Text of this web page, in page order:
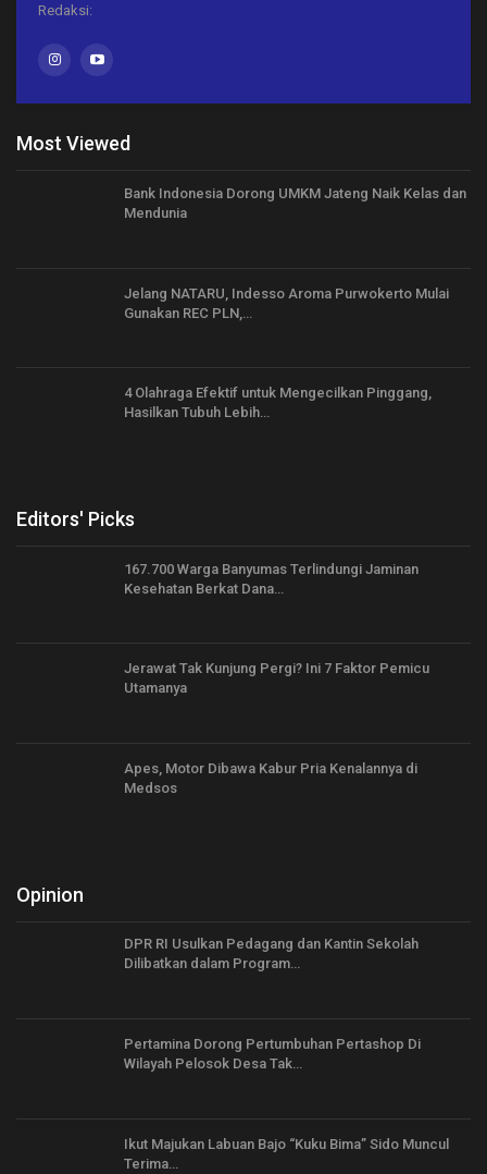
Redaksi:
Most Viewed
Bank Indonesia Dorong UMKM Jateng Naik Kelas dan
Mendunia
Jelang NATARU, Indesso Aroma Purwokerto Mulai
Gunakan REC PLN,…
4 Olahraga Efektif untuk Mengecilkan Pinggang,
Hasilkan Tubuh Lebih…
Editors' Picks
167.700 Warga Banyumas Terlindungi Jaminan
Kesehatan Berkat Dana…
Jerawat Tak Kunjung Pergi? Ini 7 Faktor Pemicu
Utamanya
Apes, Motor Dibawa Kabur Pria Kenalannya di
Medsos
Opinion
DPR RI Usulkan Pedagang dan Kantin Sekolah
Dilibatkan dalam Program…
Pertamina Dorong Pertumbuhan Pertashop Di
Wilayah Pelosok Desa Tak…
Ikut Majukan Labuan Bajo “Kuku Bima” Sido Muncul
Terima…